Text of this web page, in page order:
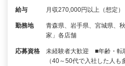
給与 月収270,000円以上（想定）
勤務地
青森県、岩手県、宮城県、
家」各店舗
応募資格
未経験者大歓迎 ■年齢・転
（40～50代で入社した人